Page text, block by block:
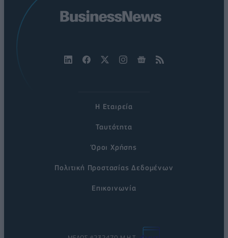
Η Εταιρεία
Ταυτότητα
Όροι Χρήσης
Πολιτική Προστασίας Δεδομένων
Επικοινωνία